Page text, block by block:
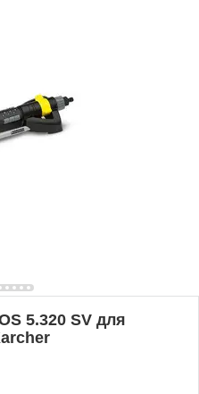
5.320 SV для